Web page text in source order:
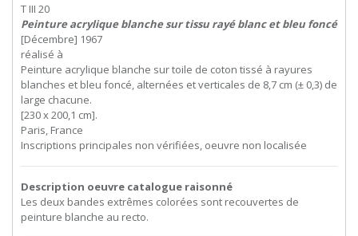
T III 20
Peinture acrylique blanche sur tissu rayé blanc et bleu foncé
[Décembre] 1967
réalisé à
Peinture acrylique blanche sur toile de coton tissé à rayures
blanches et bleu foncé, alternées et verticales de 8,7 cm (± 0,3) de
large chacune.
[230 x 200,1 cm].
Paris, France
Inscriptions principales non vérifiées, oeuvre non localisée
Description oeuvre catalogue raisonné
Les deux bandes extrêmes colorées sont recouvertes de
peinture blanche au recto.